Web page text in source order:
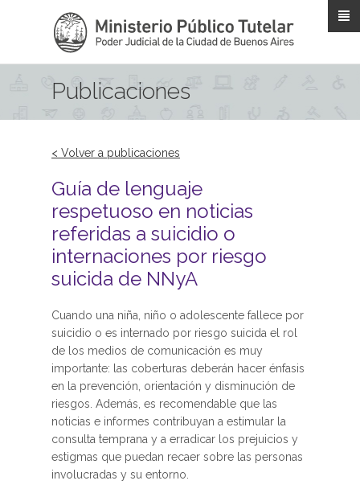
Publicaciones
< Volver a publicaciones
Guía de lenguaje
respetuoso en noticias
referidas a suicidio o
internaciones por riesgo
suicida de NNyA
Cuando una niña, niño o adolescente fallece por
suicidio o es internado por riesgo suicida el rol
de los medios de comunicación es muy
importante: las coberturas deberán hacer énfasis
en la prevención, orientación y disminución de
riesgos. Además, es recomendable que las
noticias e informes contribuyan a estimular la
consulta temprana y a erradicar los prejuicios y
estigmas que puedan recaer sobre las personas
involucradas y su entorno.